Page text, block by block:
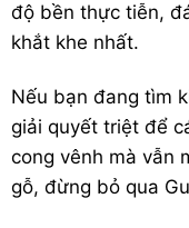
độ bền thực tiễn,
khắt khe nhất.
Nếu bạn đang tìm
giải quyết triệt để
cong vênh mà vẫn
gỗ, đừng bỏ qua